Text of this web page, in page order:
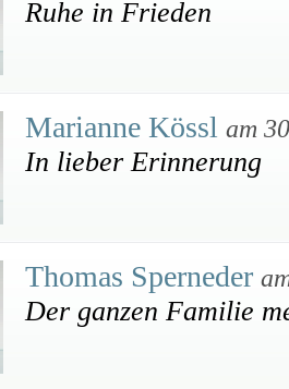
Ruhe in Frieden
Marianne Kössl am
In lieber Erinnerung
Thomas Sperneder
Der ganzen Familie